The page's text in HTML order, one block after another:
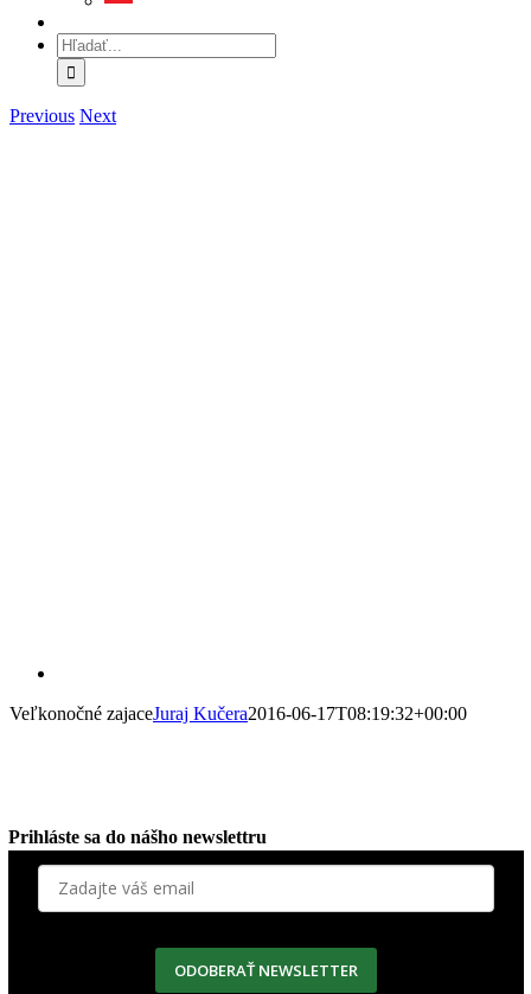
Hľadať:
Previous Next
Veľkonočné zajaceJuraj Kučera2016-06-17T08:19:32+00:00
Prihláste sa do nášho newslettru
ODOBERAŤ NEWSLETTER